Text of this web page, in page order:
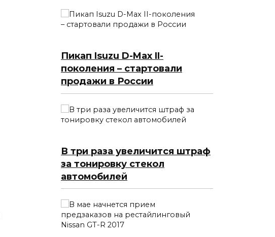
Пикап Isuzu D-Max II-
поколения – стартовали
продажи в России
В три раза увеличится штраф
за тонировку стекол
автомобилей